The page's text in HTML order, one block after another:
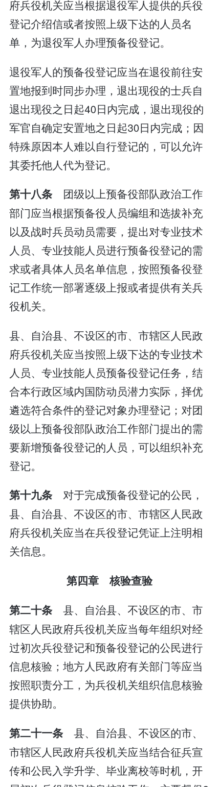
府兵役机关应当根据退役军人提供的兵役
登记介绍信或者按照上级下达的人员名
单，为退役军人办理预备役登记。
退役军人的预备役登记应当在退役前往安
置地报到时同步办理，退出现役的士兵自
退出现役之日起40日内完成，退出现役的
军官自确定安置地之日起30日内完成；因
特殊原因本人难以自行登记的，可以允许
其委托他人代为登记。
第十八条 团级以上预备役部队政治工作
部门应当根据预备役人员编组和选拔补充
以及战时兵员动员需要，提出对专业技术
人员、专业技能人员进行预备役登记的需
求或者具体人员名单信息，按照预备役登
记工作统一部署逐级上报或者提供有关兵
役机关。
县、自治县、不设区的市、市辖区人民政
府兵役机关应当按照上级下达的专业技术
人员、专业技能人员预备役登记任务，结
合本行政区域内国防动员潜力实际，择优
遴选符合条件的登记对象办理登记；对团
级以上预备役部队政治工作部门提出的需
要新增预备役登记的人员，可以组织补充
登记。
第十九条对于完成预备役登记的公民，
县、自治县、不设区的市、市辖区人民政
府兵役机关应当在兵役登记凭证上注明相
关信息。
第四章 核验查验
第二十条 县、自治县、不设区的市、市
辖区人民政府兵役机关应当每年组织对经
过初次兵役登记和预备役登记的公民进行
信息核验；地方人民政府有关部门等应当
按照职责分工，为兵役机关组织信息核验
提供协助。
第二十一条 县、自治县、不设区的市、
市辖区人民政府兵役机关应当结合征兵宣
传和公民入学升学、毕业离校等时机，开